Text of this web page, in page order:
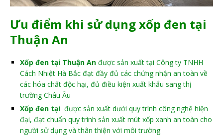
Ưu điểm khi sử dụng xốp đen tại
Thuận An
Xốp đen tại Thuận An được sản xuất tại Công ty TNHH
Cách Nhiệt Hà Bắc đạt đầy đủ các chứng nhận an toàn về
các hóa chất độc hại, đủ điều kiện xuất khẩu sang thị
trường Châu Âu
Xốp đen tại được sản xuất dưới quy trình công nghệ hiện
đại, đạt chuẩn quy trình sản xuất mút xốp xanh an toàn cho
người sử dụng và thân thiện với môi trường